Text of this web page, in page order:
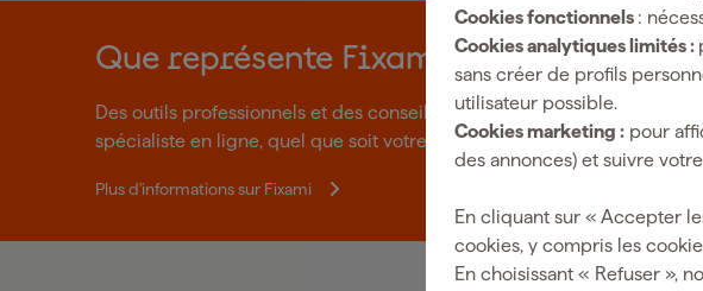
Cookies fonctionnels :
Cookies analytiques limités :
sans créer de profils
utilisateur possible.
Cookies marketing : pour
des annonces) et suivre
En cliquant sur « Accepter
cookies, y compris les
En choisissant « Refuser »,
Que représente Fixami?
Des outils professionnels et des conseils personnalisés : nous sommes le
spécialiste en ligne, quel que soit votre projet. Fixami fait mieux.
Plus d'informations sur Fixami